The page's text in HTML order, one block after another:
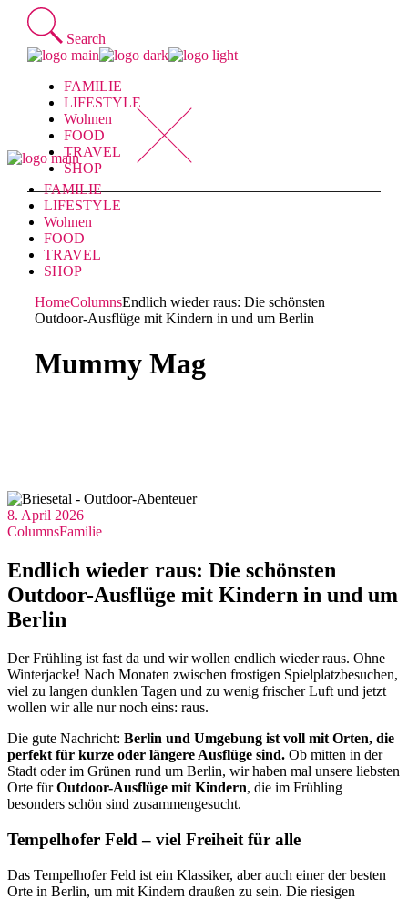
Skip
content
Search
FAMILIE
LIFESTYLE
Wohnen
FOOD
TRAVEL
SHOP
FAMILIE
LIFESTYLE
Wohnen
FOOD
TRAVEL
SHOP
HomeColumnsEndlich wieder raus: Die schönsten
Outdoor-Ausflüge mit Kindern in und um Berlin
Mummy Mag
8. April 2026
ColumnsFamilie
Endlich wieder raus: Die schönsten
Outdoor-Ausflüge mit Kindern in und um
Berlin
Der Frühling ist fast da und wir wollen endlich wieder raus. Ohne
Winterjacke! Nach Monaten zwischen frostigen Spielplatzbesuchen,
viel zu langen dunklen Tagen und zu wenig frischer Luft und jetzt
wollen wir alle nur noch eins: raus.
Die gute Nachricht: Berlin und Umgebung ist voll mit Orten, die
perfekt für kurze oder längere Ausflüge sind. Ob mitten in der
Stadt oder im Grünen rund um Berlin, wir haben mal unsere liebsten
Orte fürOutdoor-Ausflüge mit Kindern, die im Frühling
besonders schön sind zusammengesucht.
Tempelhofer Feld – viel Freiheit für alle
Das Tempelhofer Feld ist ein Klassiker, aber auch einer der besten
Orte in Berlin, um mit Kindern draußen zu sein. Die riesigen